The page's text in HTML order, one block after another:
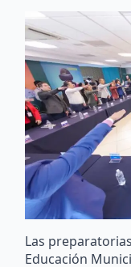
Las
Educación